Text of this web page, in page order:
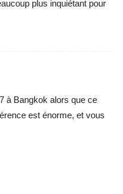
plus inquiétant pour
à Bangkok alors que ce
est énorme, et vous